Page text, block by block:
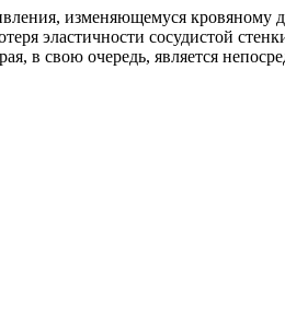
изменяющемуся кровяному
эластичности сосудистой
в свою очередь, является